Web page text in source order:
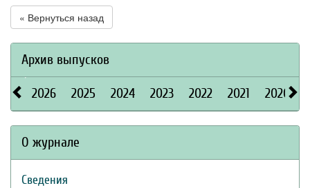
« Вернуться назад
Архив выпусков
2026 2025 2024 2023 2022 2021 2020
О журнале
Сведения